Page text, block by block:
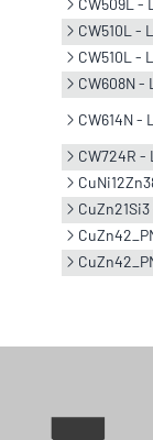
CW509L -
CW510L -
CW510L -
CW608N -
CW614N -
CW724R -